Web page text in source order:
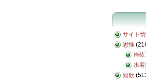
サイト
思惟
帰
水
短歌